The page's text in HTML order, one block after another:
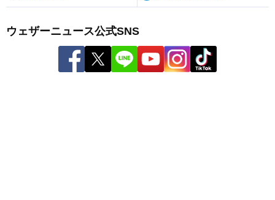
ウェザーニュース公式SNS